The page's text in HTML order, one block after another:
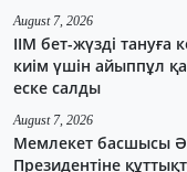
August 7, 2026
ІІМ бет-жүзді тануға
киім үшін айыппұл
еске салды
August 7, 2026
Мемлекет басшысы
Президентіне